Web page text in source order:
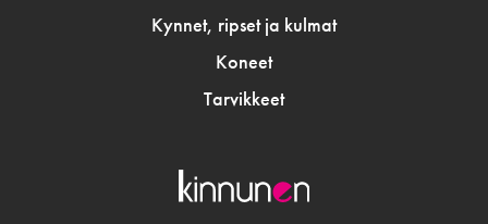
Kynnet, ripset ja kulmat
Koneet
Tarvikkeet